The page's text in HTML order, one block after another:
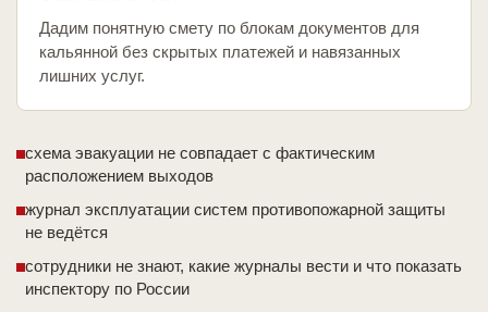
Дадим понятную смету по блокам документов для
кальянной без скрытых платежей и навязанных
лишних услуг.
схема эвакуации не совпадает с фактическим
расположением выходов
журнал эксплуатации систем противопожарной защиты
не ведётся
сотрудники не знают, какие журналы вести и что показать
инспектору по России